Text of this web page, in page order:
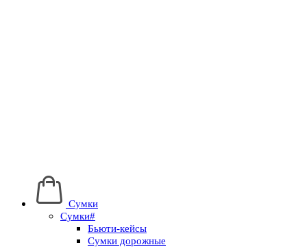
Сумки
Сумки#
Бьюти-кейсы
Сумки дорожные